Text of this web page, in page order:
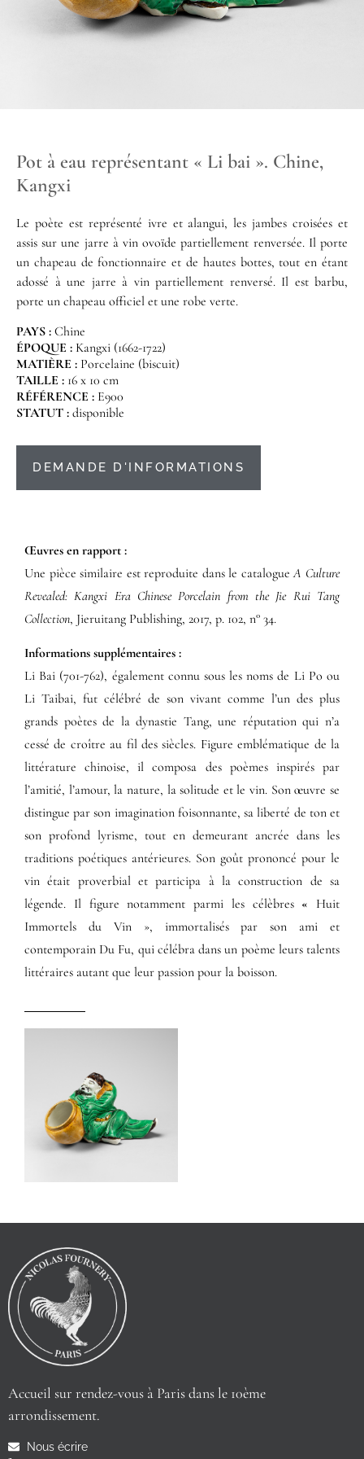
Pot à eau représentant « Li bai ». Chine,
Kangxi
Le poète est représenté ivre et alangui, les jambes croisées et
assis sur une jarre à vin ovoïde partiellement renversée. Il porte
un chapeau de fonctionnaire et de hautes bottes, tout en étant
adossé à une jarre à vin partiellement renversé. Il est barbu,
porte un chapeau officiel et une robe verte.
PAYS : Chine
ÉPOQUE : Kangxi (1662-1722)
MATIÈRE : Porcelaine (biscuit)
TAILLE : 16 x 10 cm
RÉFÉRENCE : E900
STATUT : disponible
DEMANDE D'INFORMATIONS
Œuvres en rapport :​
Une pièce similaire est reproduite dans le catalogueA Culture
Revealed: Kangxi Era Chinese Porcelain from the Jie Rui Tang
Collection, Jieruitang Publishing, 2017, p. 102, n° 34.
Informations supplémentaires​ :​
Li Bai (701-762), également connu sous les noms de Li Po ou
Li Taibai, fut célébré de son vivant comme l’un des plus
grands poètes de la dynastie Tang, une réputation qui n’a
cessé de croître au fil des siècles. Figure emblématique de la
littérature chinoise, il composa des poèmes inspirés par
l’amitié, l’amour, la nature, la solitude et le vin. Son œuvre se
distingue par son imagination foisonnante, sa liberté de ton et
son profond lyrisme, tout en demeurant ancrée dans les
traditions poétiques antérieures. Son goût prononcé pour le
vin était proverbial et participa à la construction de sa
légende. Il figure notamment parmi les célèbres « Huit
Immortels du Vin », immortalisés par son ami et
contemporain Du Fu, qui célébra dans un poème leurs talents
littéraires autant que leur passion pour la boisson.
Accueil sur rendez-vous à Paris dans le 10ème
arrondissement.
Nous écrire